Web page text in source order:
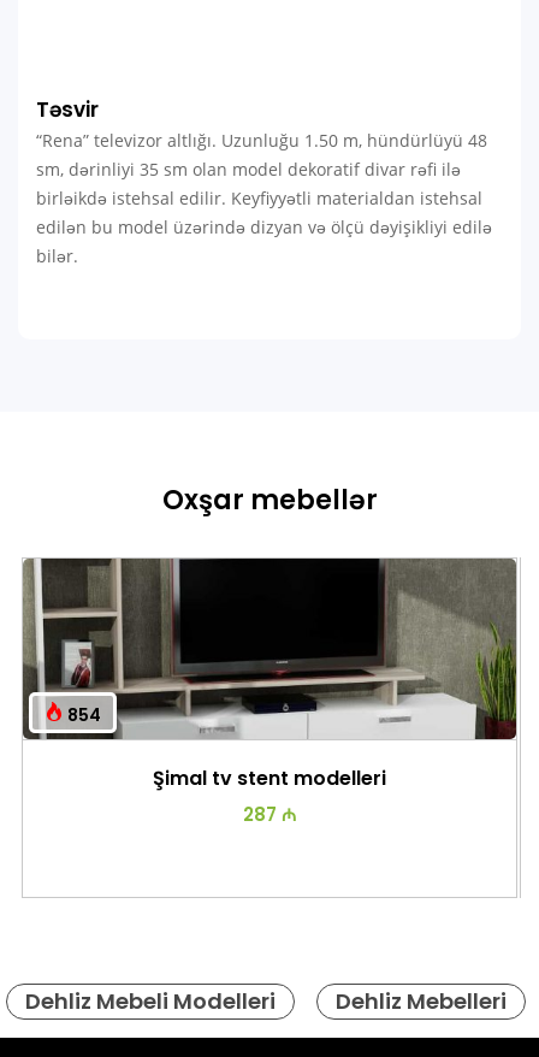
Təsvir
“Rena” televizor altlığı. Uzunluğu 1.50 m, hündürlüyü 48
sm, dərinliyi 35 sm olan model dekoratif divar rəfi ilə
birləikdə istehsal edilir. Keyfiyyətli materialdan istehsal
edilən bu model üzərində dizyan və ölçü dəyişikliyi edilə
bilər.
Oxşar mebellər
854
Şimal tv stent modelleri
287 ₼
Dehliz Mebeli Modelleri Dehliz Mebelleri